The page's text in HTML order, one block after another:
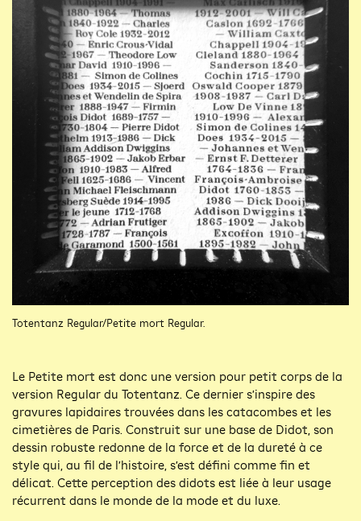
Totentanz Regular/Petite mort Regular.
Le Petite mort est donc une version pour petit corps de la
version Regular du Totentanz. Ce dernier s’inspire des
gravures lapidaires trouvées dans les catacombes et les
cimetières de Paris. Construit sur une base de Didot, son
dessin robuste redonne de la force et de la dureté à ce
style qui, au fil de l’histoire, s’est défini comme fin et
délicat. Cette perception des didots est liée à leur usage
récurrent dans le monde de la mode et du luxe.